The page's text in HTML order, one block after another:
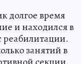
долгое время
и находился в
реабилитации.
занятий в